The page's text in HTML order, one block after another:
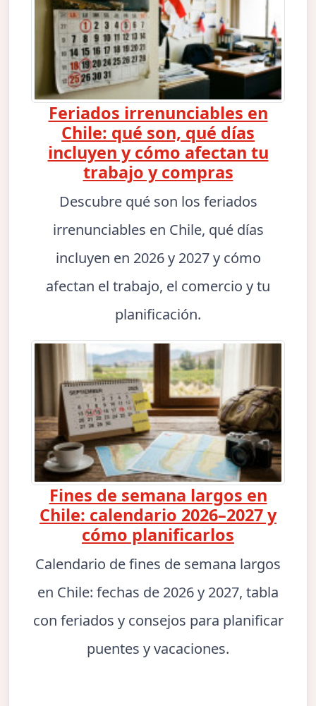
Feriados irrenunciables en
Chile: qué son, qué días
incluyen y cómo afectan tu
trabajo y compras
Descubre qué son los feriados
irrenunciables en Chile, qué días
incluyen en 2026 y 2027 y cómo
afectan el trabajo, el comercio y tu
planificación.
Fines de semana largos en
Chile: calendario 2026–2027 y
cómo planificarlos
Calendario de fines de semana largos
en Chile: fechas de 2026 y 2027, tabla
con feriados y consejos para planificar
puentes y vacaciones.